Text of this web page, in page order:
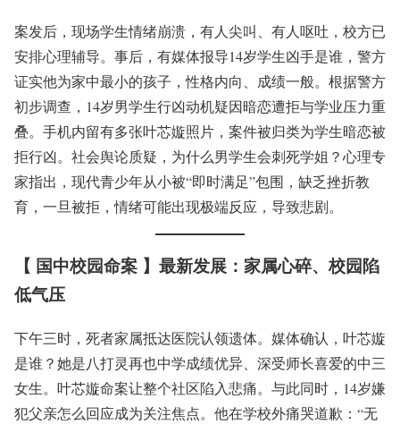
案发后，现场学生情绪崩溃，有人尖叫、有人呕吐，校方已
安排心理辅导。事后，有媒体报导14岁学生凶手是谁，警方
证实他为家中最小的孩子，性格内向、成绩一般。根据警方
初步调查，14岁男学生行凶动机疑因暗恋遭拒与学业压力重
叠。手机内留有多张叶芯嫙照片，案件被归类为学生暗恋被
拒行凶。社会舆论质疑，为什么男学生会刺死学姐？心理专
家指出，现代青少年从小被“即时满足”包围，缺乏挫折教
育，一旦被拒，情绪可能出现极端反应，导致悲剧。
【 国中校园命案 】最新发展：家属心碎、校园陷
低气压
下午三时，死者家属抵达医院认领遗体。媒体确认，叶芯嫙
是谁？她是八打灵再也中学成绩优异、深受师长喜爱的中三
女生。叶芯嫙命案让整个社区陷入悲痛。与此同时，14岁嫌
犯父亲怎么回应成为关注焦点。他在学校外痛哭道歉：“无